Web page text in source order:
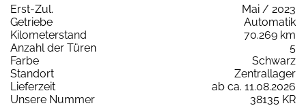
Erst-Zul.
Mai / 2023
Getriebe
Automatik
Kilometerstand
70.269 km
Anzahl der Türen
5
Farbe
Schwarz
Standort
Zentrallager
Lieferzeit
ab ca. 11.08.2026
Unsere Nummer
38135 KR